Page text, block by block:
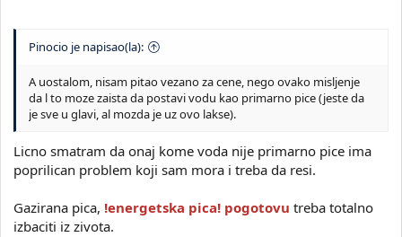
Pinocio je napisao(la):
A uostalom, nisam pitao vezano za cene, nego ovako misljenje
da l to moze zaista da postavi vodu kao primarno pice (jeste da
je sve u glavi, al mozda je uz ovo lakse).
Licno smatram da onaj kome voda nije primarno pice ima
poprilican problem koji sam mora i treba da resi.
Gazirana pica, !energetska pica! pogotovu treba totalno
izbaciti iz zivota.